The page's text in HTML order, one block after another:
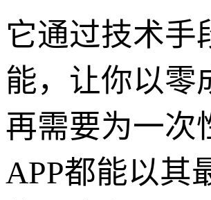
它通过技术手
能，让你以零
再需要为一次
APP都能以其